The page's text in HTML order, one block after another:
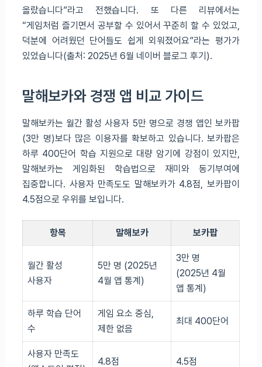
올랐습니다”라고 전했습니다. 또 다른 리뷰에서는
“게임처럼 즐기면서 공부할 수 있어서 꾸준히 할 수 있었고,
덕분에 어려웠던 단어들도 쉽게 외워졌어요”라는 평가가
있었습니다(출처: 2025년 6월 네이버 블로그 후기).
말해보카와 경쟁 앱 비교 가이드
말해보카는 월간 활성 사용자 5만 명으로 경쟁 앱인 보카팝
(3만 명)보다 많은 이용자를 확보하고 있습니다. 보카팝은
하루 400단어 학습 지원으로 대량 암기에 강점이 있지만,
말해보카는 게임화된 학습법으로 재미와 동기부여에
집중합니다. 사용자 만족도도 말해보카가 4.8점, 보카팝이
4.5점으로 우위를 보입니다.
항목 말해보카 보카팝
월간 활성
사용자
5만 명 (2025년
4월 앱 통계)
3만 명
(2025년 4월
앱 통계)
하루 학습 단어
수
게임 요소 중심,
제한 없음
최대 400단어
사용자 만족도
4.8점 4.5점